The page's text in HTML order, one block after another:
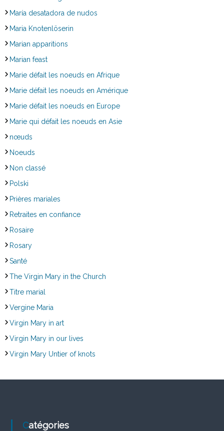
María desatadora de nudos
Maria Knotenlöserin
Marian apparitions
Marian feast
Marie défait les noeuds en Afrique
Marie défait les noeuds en Amérique
Marie défait les noeuds en Europe
Marie qui défait les noeuds en Asie
nœuds
Noeuds
Non classé
Polski
Prières mariales
Retraites en confiance
Rosaire
Rosary
Santé
The Virgin Mary in the Church
Titre marial
Vergine Maria
Virgin Mary in art
Virgin Mary in our lives
Virgin Mary Untier of knots
Catégories